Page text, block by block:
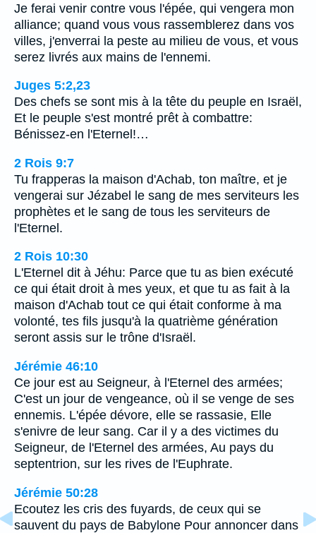
Je ferai venir contre vous l'épée, qui vengera mon
alliance; quand vous vous rassemblerez dans vos
villes, j'enverrai la peste au milieu de vous, et vous
serez livrés aux mains de l'ennemi.
Juges 5:2,23
Des chefs se sont mis à la tête du peuple en Israël,
Et le peuple s'est montré prêt à combattre:
Bénissez-en l'Eternel!…
2 Rois 9:7
Tu frapperas la maison d'Achab, ton maître, et je
vengerai sur Jézabel le sang de mes serviteurs les
prophètes et le sang de tous les serviteurs de
l'Eternel.
2 Rois 10:30
L'Eternel dit à Jéhu: Parce que tu as bien exécuté
ce qui était droit à mes yeux, et que tu as fait à la
maison d'Achab tout ce qui était conforme à ma
volonté, tes fils jusqu'à la quatrième génération
seront assis sur le trône d'Israël.
Jérémie 46:10
Ce jour est au Seigneur, à l'Eternel des armées;
C'est un jour de vengeance, où il se venge de ses
ennemis. L'épée dévore, elle se rassasie, Elle
s'enivre de leur sang. Car il y a des victimes du
Seigneur, de l'Eternel des armées, Au pays du
septentrion, sur les rives de l'Euphrate.
Jérémie 50:28
Ecoutez les cris des fuyards, de ceux qui se
sauvent du pays de Babylone Pour annoncer dans